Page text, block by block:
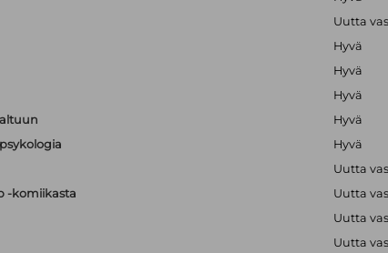
Uutta
Hyvä
Hyvä
Hyvä
Hyvä
Hyvä
Uutta
-komiikasta
Uutta
Uutta
Uutta